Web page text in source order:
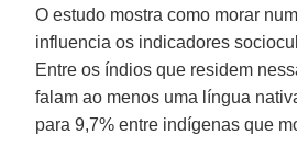
O estudo mostra como morar
influencia os indicadores
Entre os índios que residem
falam ao menos uma língua
para 9,7% entre indígenas que